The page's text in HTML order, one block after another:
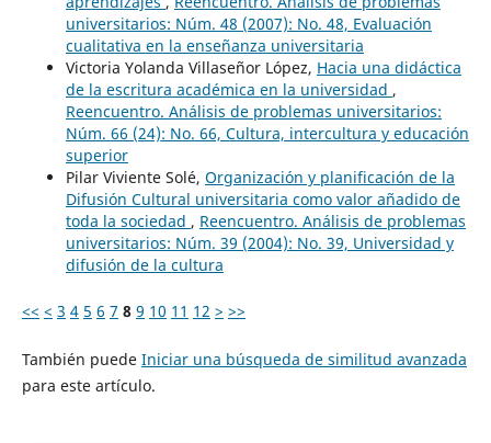
universitarios: Núm. 48 (2007): No. 48, Evaluación
cualitativa en la enseñanza universitaria
Victoria Yolanda Villaseñor López, Hacia una didáctica
de la escritura académica en la universidad ,
Reencuentro. Análisis de problemas universitarios:
Núm. 66 (24): No. 66, Cultura, intercultura y educación
superior
Pilar Viviente Solé, Organización y planificación de la
Difusión Cultural universitaria como valor añadido de
toda la sociedad , Reencuentro. Análisis de problemas
universitarios: Núm. 39 (2004): No. 39, Universidad y
difusión de la cultura
<< < 3 4 5 6 7 8 9 10 11 12 > >>
También puede Iniciar una búsqueda de similitud avanzada
para este artículo.